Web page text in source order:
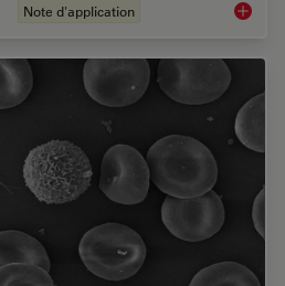
Note d'application Human